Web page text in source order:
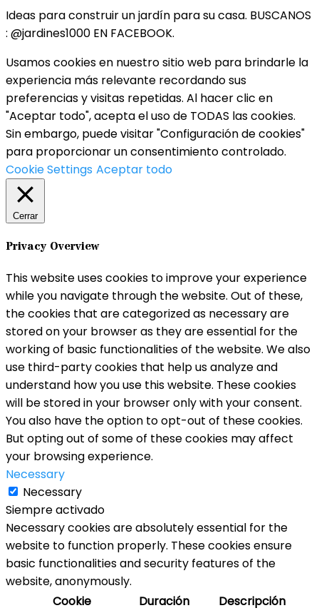
Ideas para construir un jardín para su casa. BUSCANOS
: @jardines1000 EN FACEBOOK.
Usamos cookies en nuestro sitio web para brindarle la
experiencia más relevante recordando sus
preferencias y visitas repetidas. Al hacer clic en
"Aceptar todo", acepta el uso de TODAS las cookies.
Sin embargo, puede visitar "Configuración de cookies"
para proporcionar un consentimiento controlado.
Cookie Settings Aceptar todo
Cerrar
Privacy Overview
This website uses cookies to improve your experience
while you navigate through the website. Out of these,
the cookies that are categorized as necessary are
stored on your browser as they are essential for the
working of basic functionalities of the website. We also
use third-party cookies that help us analyze and
understand how you use this website. These cookies
will be stored in your browser only with your consent.
You also have the option to opt-out of these cookies.
But opting out of some of these cookies may affect
your browsing experience.
Necessary
Necessary
Siempre activado
Necessary cookies are absolutely essential for the
website to function properly. These cookies ensure
basic functionalities and security features of the
website, anonymously.
Cookie
Duración Descripción